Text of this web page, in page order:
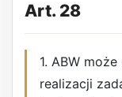
Art. 28
1. ABW
realizacji